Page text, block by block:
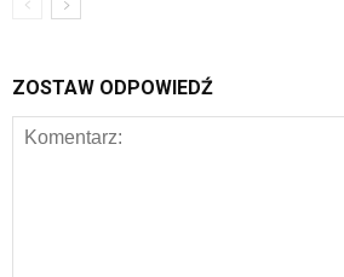
ZOSTAW ODPOWIEDŹ